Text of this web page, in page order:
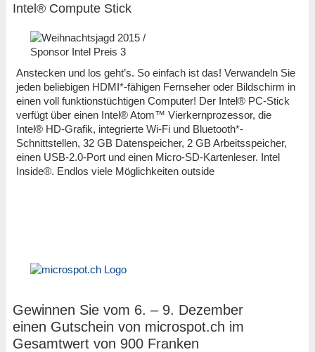
Intel® Compute Stick
Anstecken und los geht’s. So einfach ist das! Verwandeln Sie
jeden beliebigen HDMI*-fähigen Fernseher oder Bildschirm in
einen voll funktionstüchtigen Computer! Der Intel® PC-Stick
verfügt über einen Intel® Atom™ Vierkernprozessor, die
Intel® HD-Grafik, integrierte Wi-Fi und Bluetooth*-
Schnittstellen, 32 GB Datenspeicher, 2 GB Arbeitsspeicher,
einen USB-2.0-Port und einen Micro-SD-Kartenleser. Intel
Inside®. Endlos viele Möglichkeiten outside
Gewinnen Sie vom 6. – 9. Dezember
einen Gutschein von microspot.ch im
Gesamtwert von 900 Franken